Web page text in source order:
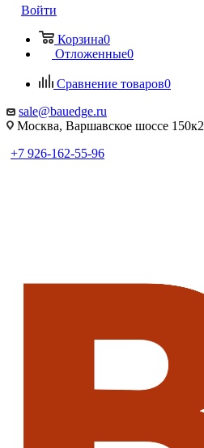
Войти
Корзина0
Отложенные0
Сравнение товаров0
sale@bauedge.ru
Москва, Варшавское шоссе 150к2
+7 926-162-55-96